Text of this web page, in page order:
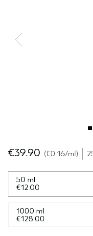
ALLE COLLECTIES
€39.90 €0.16/ml
50 ml
€12.00
1000 ml
€128.00